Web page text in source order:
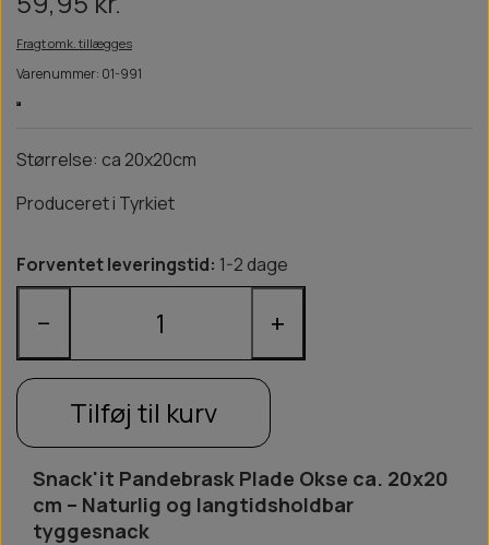
Fragt omk. tillægges
Varenummer: 01-991
Størrelse: ca 20x20cm
Produceret i Tyrkiet
Forventet leveringstid: 1-2 dage
− +
Tilføj til kurv
Snack'it Pandebrask Plade Okse ca. 20x20
cm – Naturlig og langtidsholdbar
tyggesnack